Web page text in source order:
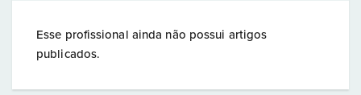
Esse profissional ainda não possui artigos
publicados.